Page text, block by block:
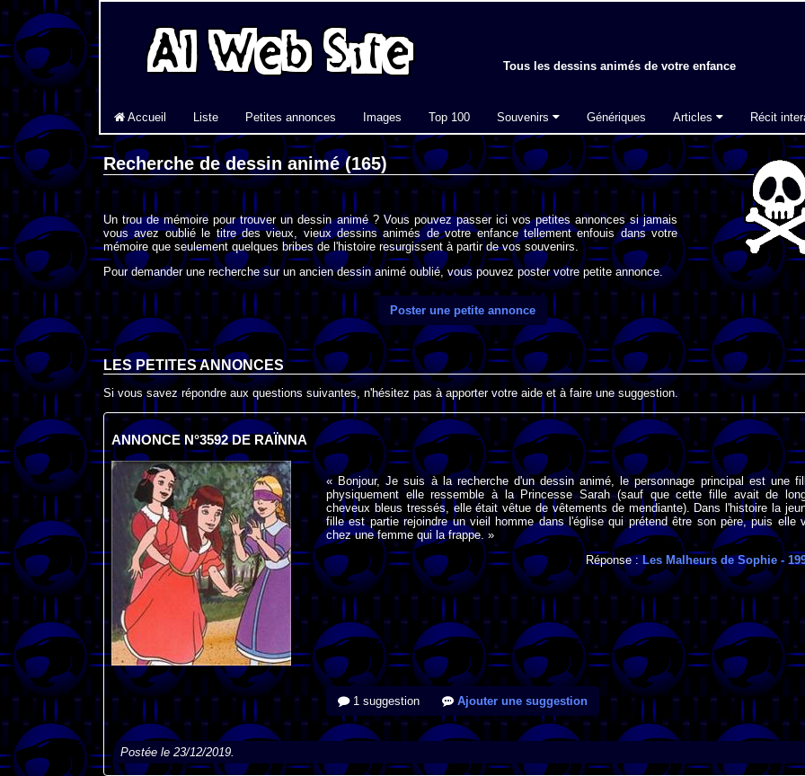
Tous les dessins animés de votre enfance
Accueil Liste Petites annonces Images Top 100 Souvenirs Génériques Articles Récit
Recherche de dessin animé (165)
Un trou de mémoire pour trouver un dessin animé ? Vous pouvez passer ici vos petites annonces si jamais
vous avez oublié le titre des vieux, vieux dessins animés de votre enfance tellement enfouis dans votre
mémoire que seulement quelques bribes de l'histoire resurgissent à partir de vos souvenirs.
Pour demander une recherche sur un ancien dessin animé oublié, vous pouvez poster votre petite annonce.
Poster une petite annonce
LES PETITES ANNONCES
Si vous savez répondre aux questions suivantes, n'hésitez pas à apporter votre aide et à faire une suggestion.
ANNONCE N°3592 DE RAÏNNA
« Bonjour, Je suis à la recherche d'un dessin animé, le personnage principal est une
physiquement elle ressemble à la Princesse Sarah (sauf que cette fille avait de
cheveux bleus tressés, elle était vêtue de vêtements de mendiante). Dans l'histoire la
fille est partie rejoindre un vieil homme dans l'église qui prétend être son père, puis elle
chez une femme qui la frappe. »
Réponse :Les Malheurs de Sophie -
1 suggestion Ajouter une suggestion
Postée le 23/12/2019.